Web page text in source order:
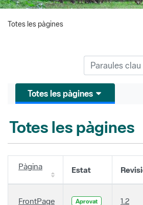
Totes les pàgines
Totes les pàgines
Totes les pàgines
Pàgina Estat
FrontPage Aprovat 1.2